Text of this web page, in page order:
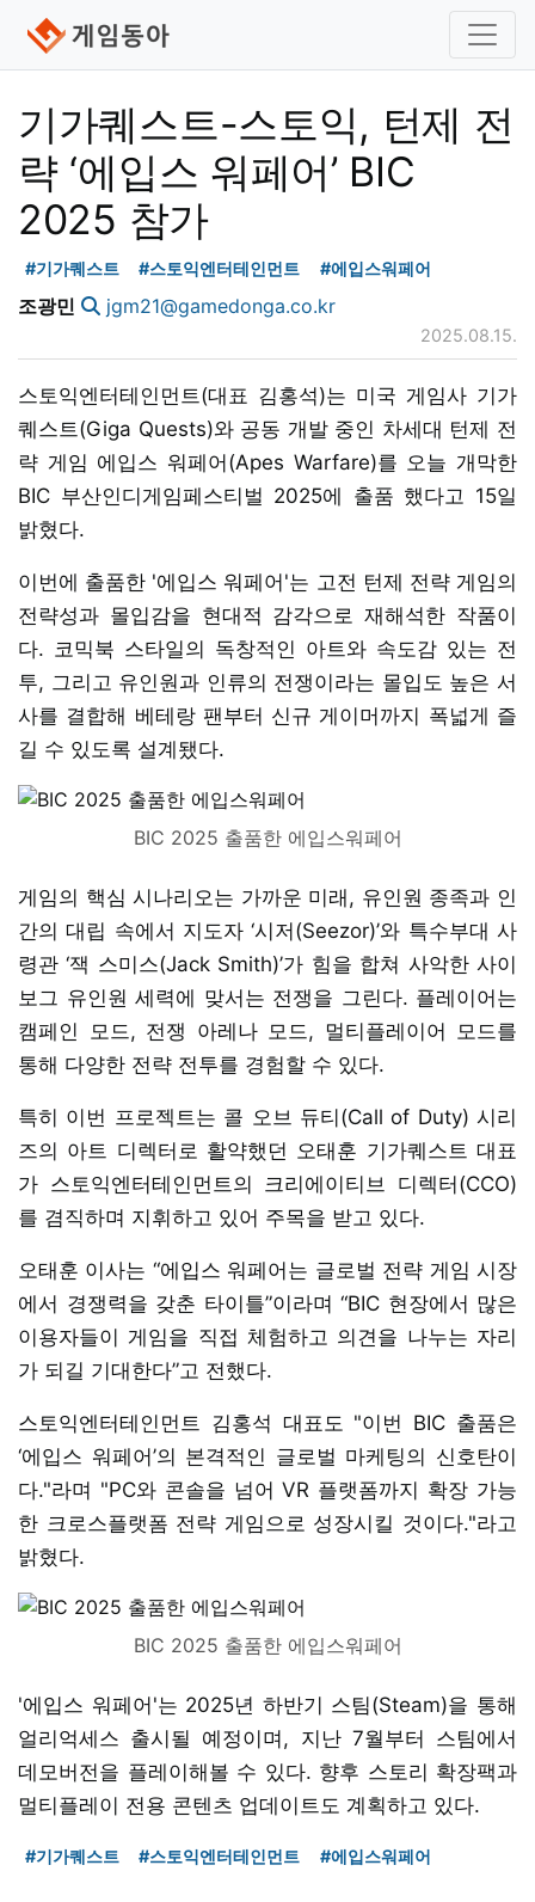
기가퀘스트-스토익, 턴제 전
략 ‘에입스 워페어’ BIC
2025 참가
#기가퀘스트 #스토익엔터테인먼트 #에입스워페어
조광민 jgm21@gamedonga.co.kr
2025.08.15.
스토익엔터테인먼트(대표 김홍석)는 미국 게임사 기가
퀘스트(Giga Quests)와 공동 개발 중인 차세대 턴제 전
략 게임 에입스 워페어(Apes Warfare)를 오늘 개막한
BIC 부산인디게임페스티벌 2025에 출품 했다고 15일
밝혔다.
이번에 출품한 '에입스 워페어'는 고전 턴제 전략 게임의
전략성과 몰입감을 현대적 감각으로 재해석한 작품이
다. 코믹북 스타일의 독창적인 아트와 속도감 있는 전
투, 그리고 유인원과 인류의 전쟁이라는 몰입도 높은 서
사를 결합해 베테랑 팬부터 신규 게이머까지 폭넓게 즐
길 수 있도록 설계됐다.
BIC 2025 출품한 에입스워페어
게임의 핵심 시나리오는 가까운 미래, 유인원 종족과 인
간의 대립 속에서 지도자 ‘시저(Seezor)’와 특수부대 사
령관 ‘잭 스미스(Jack Smith)’가 힘을 합쳐 사악한 사이
보그 유인원 세력에 맞서는 전쟁을 그린다. 플레이어는
캠페인 모드, 전쟁 아레나 모드, 멀티플레이어 모드를
통해 다양한 전략 전투를 경험할 수 있다.
특히 이번 프로젝트는 콜 오브 듀티(Call of Duty) 시리
즈의 아트 디렉터로 활약했던 오태훈 기가퀘스트 대표
가 스토익엔터테인먼트의 크리에이티브 디렉터(CCO)
를 겸직하며 지휘하고 있어 주목을 받고 있다.
오태훈 이사는 “에입스 워페어는 글로벌 전략 게임 시장
에서 경쟁력을 갖춘 타이틀”이라며 “BIC 현장에서 많은
이용자들이 게임을 직접 체험하고 의견을 나누는 자리
가 되길 기대한다”고 전했다.
스토익엔터테인먼트 김홍석 대표도 "이번 BIC 출품은
‘에입스 워페어’의 본격적인 글로벌 마케팅의 신호탄이
다."라며 "PC와 콘솔을 넘어 VR 플랫폼까지 확장 가능
한 크로스플랫폼 전략 게임으로 성장시킬 것이다."라고
밝혔다.
BIC 2025 출품한 에입스워페어
'에입스 워페어'는 2025년 하반기 스팀(Steam)을 통해
얼리억세스 출시될 예정이며, 지난 7월부터 스팀에서
데모버전을 플레이해볼 수 있다. 향후 스토리 확장팩과
멀티플레이 전용 콘텐츠 업데이트도 계획하고 있다.
#기가퀘스트 #스토익엔터테인먼트 #에입스워페어